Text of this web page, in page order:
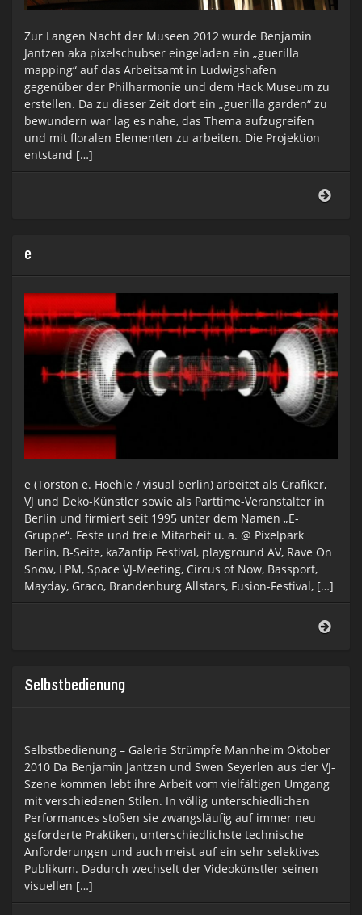
Zur Langen Nacht der Museen 2012 wurde Benjamin
Jantzen aka pixelschubser eingeladen ein „guerilla
mapping“ auf das Arbeitsamt in Ludwigshafen
gegenüber der Philharmonie und dem Hack Museum zu
erstellen. Da zu dieser Zeit dort ein „guerilla garden“ zu
bewundern war lag es nahe, das Thema aufzugreifen
und mit floralen Elementen zu arbeiten. Die Projektion
entstand […]
e
e (Torston e. Hoehle / visual berlin) arbeitet als Grafiker,
VJ und Deko-Künstler sowie als Parttime-Veranstalter in
Berlin und firmiert seit 1995 unter dem Namen „E-
Gruppe“. Feste und freie Mitarbeit u. a. @ Pixelpark
Berlin, B-Seite, kaZantip Festival, playground AV, Rave On
Snow, LPM, Space VJ-Meeting, Circus of Now, Bassport,
Mayday, Graco, Brandenburg Allstars, Fusion-Festival, […]
Selbstbedienung
Selbstbedienung – Galerie Strümpfe Mannheim Oktober
2010 Da Benjamin Jantzen und Swen Seyerlen aus der VJ-
Szene kommen lebt ihre Arbeit vom vielfältigen Umgang
mit verschiedenen Stilen. In völlig unterschiedlichen
Performances stoßen sie zwangsläufig auf immer neu
geforderte Praktiken, unterschiedlichste technische
Anforderungen und auch meist auf ein sehr selektives
Publikum. Dadurch wechselt der Videokünstler seinen
visuellen […]